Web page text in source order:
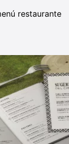
restaurante